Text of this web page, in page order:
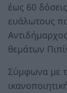
έως 60
ευάλωτους
θεμάτων
Σύμφωνα με